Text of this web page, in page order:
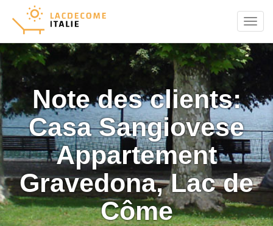
Menu
Note des clients:
Casa Sangiovese
Appartement
Gravedona, Lac de
Côme